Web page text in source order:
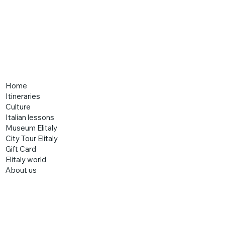
Home
Itineraries
Culture
Italian lessons
Museum Elitaly
City Tour Elitaly
Gift Card
Elitaly world
About us